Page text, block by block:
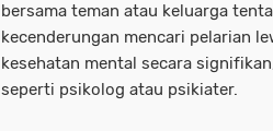
bersama teman atau keluarga
kecenderungan mencari pelarian
kesehatan mental secara
seperti psikolog atau psikiater.